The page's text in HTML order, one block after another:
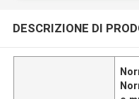
DESCRIZIONE DI